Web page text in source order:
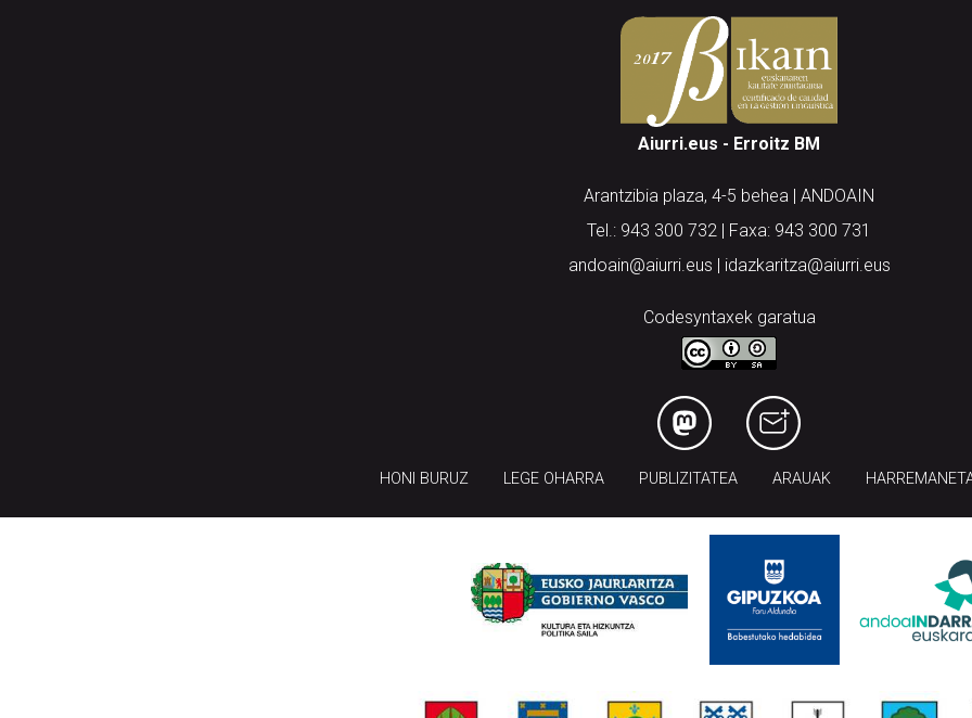
Aiurri.eus - Erroitz BM
Arantzibia plaza, 4-5 behea | ANDOAIN
Tel.: 943 300 732 | Faxa: 943 300 731
andoain@aiurri.eus | idazkaritza@aiurri.eus
Codesyntaxek garatua
HONI BURUZ LEGE OHARRA PUBLIZITATEA ARAUAK